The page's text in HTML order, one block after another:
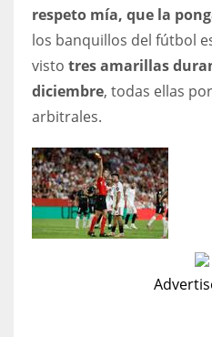
respeto mía, que la
los banquillos del fútbol
visto tres amarillas
diciembre, todas ellas
arbitrales.